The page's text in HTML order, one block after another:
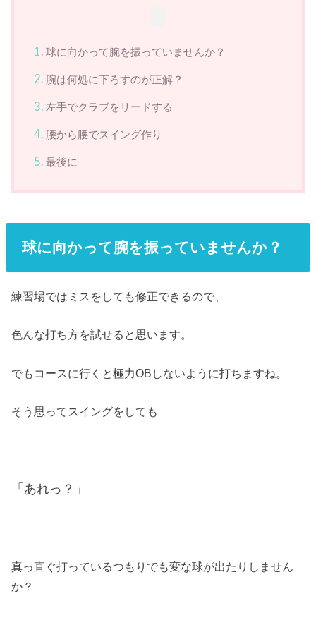
球に向かって腕を振っていませんか？
腕は何処に下ろすのが正解？
左手でクラブをリードする
腰から腰でスイング作り
最後に
球に向かって腕を振っていませんか？
練習場ではミスをしても修正できるので、
色んな打ち方を試せると思います。
でもコースに行くと極力OBしないように打ちますね。
そう思ってスイングをしても
「あれっ？」
真っ直ぐ打っているつもりでも変な球が出たりしません
か？